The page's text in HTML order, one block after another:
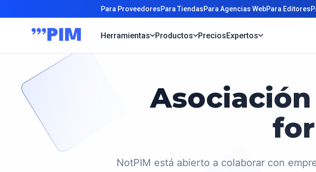
Para ProveedoresPara TiendasPara Agencias WebPara Editores
Herramientas Productos PreciosExpertos
NotPIM está abierto a colaborar con